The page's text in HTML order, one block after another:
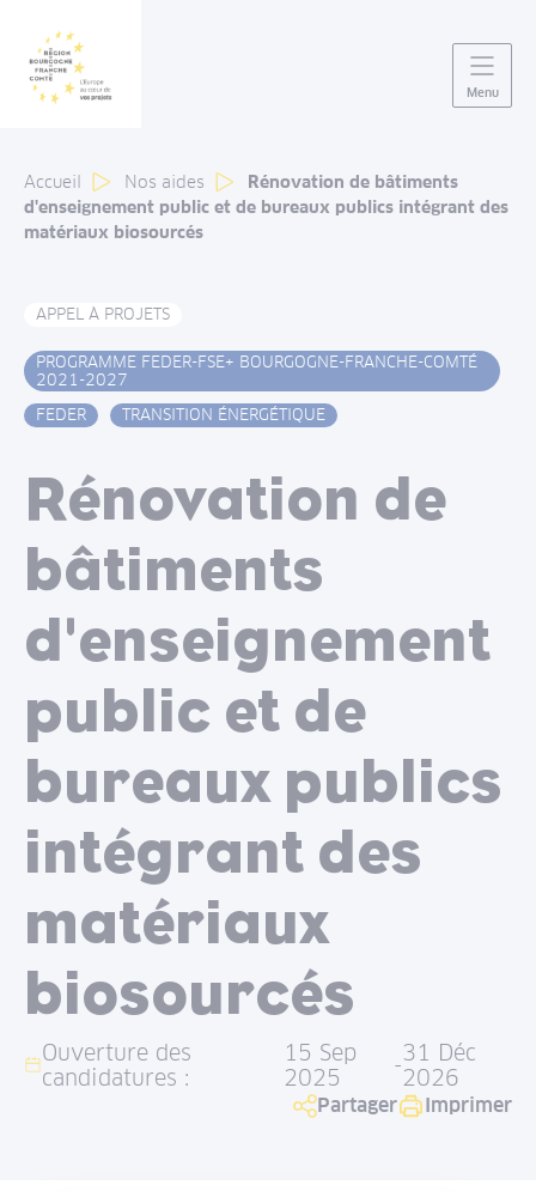
Menu
Accueil Nos aides
Rénovation de bâtiments
d'enseignement public et de bureaux publics intégrant des
matériaux biosourcés
APPEL À PROJETS
PROGRAMME FEDER-FSE+ BOURGOGNE-FRANCHE-COMTÉ
2021-2027
FEDER
TRANSITION ÉNERGÉTIQUE
Rénovation de
bâtiments
d'enseignement
public et de
bureaux publics
intégrant des
matériaux
biosourcés
Ouverture des
candidatures :
15 Sep
2025
-31 Déc
2026
Partager Imprimer